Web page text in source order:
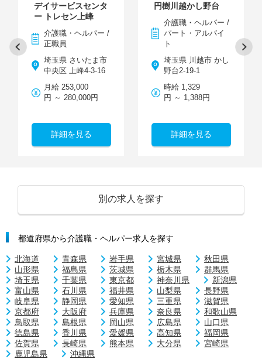
デイサービスセンタ
ー トレセン上峰
介護職・ヘルパー /
正職員
埼玉県 さいたま市
中央区 上峰4-3-16
月給 253,000
円 ～ 280,000円
詳細を見る
円樹川越かし野台
介護職・ヘルパー /
パート・アルバイ
ト
埼玉県 川越市 かし
野台2-19-1
時給 1,329
円 ～ 1,388円
詳細を見る
別の求人を探す
都道府県から介護職・ヘルパー求人を探す
北海道 青森県 岩手県 宮城県
秋田県
山形県
福島県 茨城県 栃木県
群馬県
埼玉県
千葉県 東京都 神奈川県
新潟県
富山県
石川県 福井県 山梨県
長野県
岐阜県
静岡県 愛知県 三重県
滋賀県
京都府
大阪府 兵庫県 奈良県
和歌山県
鳥取県
島根県 岡山県 広島県
山口県
徳島県
香川県 愛媛県 高知県
福岡県
佐賀県
長崎県 熊本県 大分県
宮崎県
鹿児島県
沖縄県